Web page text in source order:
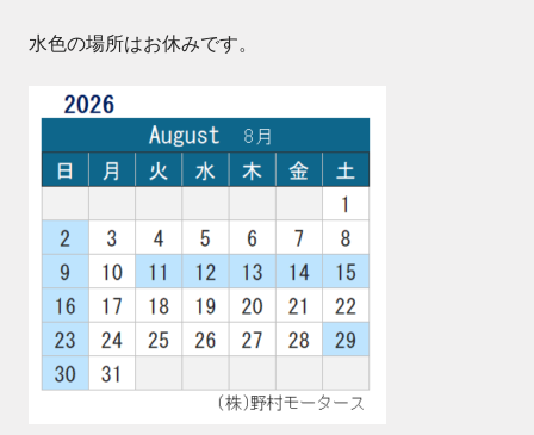
水色の場所はお休みです。